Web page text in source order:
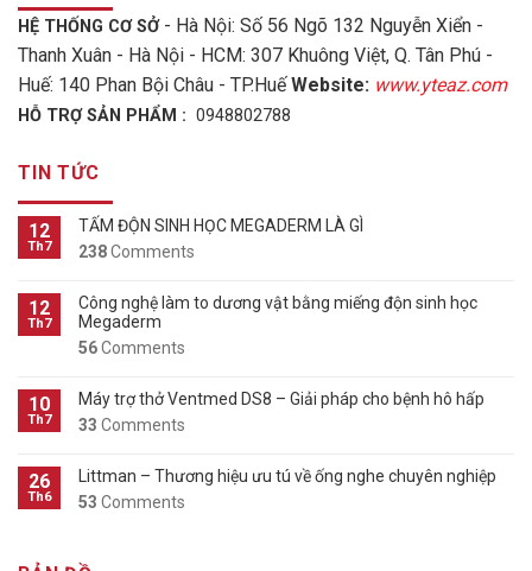
HỆ THỐNG CƠ SỞ - Hà Nội: Số 56 Ngõ 132 Nguyễn Xiển -
Thanh Xuân - Hà Nội - HCM: 307 Khuông Việt, Q. Tân Phú -
Huế: 140 Phan Bội Châu - TP.HuếWebsite: www.yteaz.com
HỖ TRỢ SẢN PHẨM : 0948802788
TIN TỨC
12
Th7
TẤM ĐỘN SINH HỌC MEGADERM LÀ GÌ
238Comments
12
Th7
Công nghệ làm to dương vật bằng miếng độn sinh học
Megaderm
56Comments
10
Th7
Máy trợ thở Ventmed DS8 – Giải pháp cho bệnh hô hấp
33 Comments
26
Th6
Littman – Thương hiệu ưu tú về ống nghe chuyên nghiệp
53 Comments